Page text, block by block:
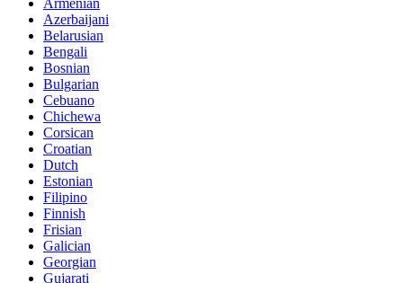
Armenian
Azerbaijani
Belarusian
Bengali
Bosnian
Bulgarian
Cebuano
Chichewa
Corsican
Croatian
Dutch
Estonian
Filipino
Finnish
Frisian
Galician
Georgian
Gujarati